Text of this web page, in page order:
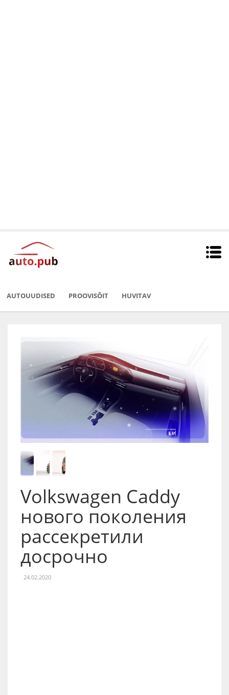
AUTOUUDISED PROOVISÕIT HUVITAV
Volkswagen Caddy
нового поколения
рассекретили
досрочно
24.02.2020